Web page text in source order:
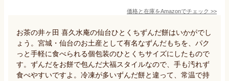
価格と在庫をAmazonでチェック >>
お茶の井ヶ田 喜久水庵の仙台ひとくちずんだ餅はいかがでし
ょう。宮城・仙台のお土産として有名なずんだもちを、パク
っと手軽に食べられる個包装のひとくちサイズにしたもので
す。ずんだをお餅で包んだ大福スタイルなので、手も汚れず
食べやすいですよ。冷凍が多いずんだ餅と違って、常温で持